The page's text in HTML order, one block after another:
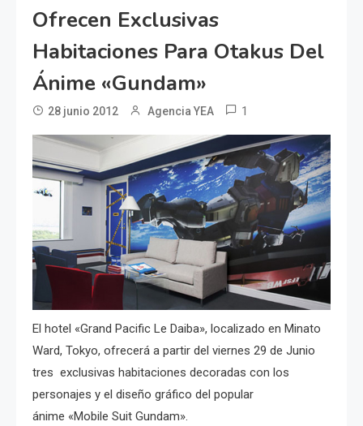
Ofrecen Exclusivas
Habitaciones Para Otakus Del
Ánime «Gundam»
28 junio 2012 Agencia YEA 1
El hotel «Grand Pacific Le Daiba», localizado en Minato
Ward, Tokyo, ofrecerá a partir del viernes 29 de Junio
tres exclusivas habitaciones decoradas con los
personajes y el diseño gráfico del popular
ánime «Mobile Suit Gundam».